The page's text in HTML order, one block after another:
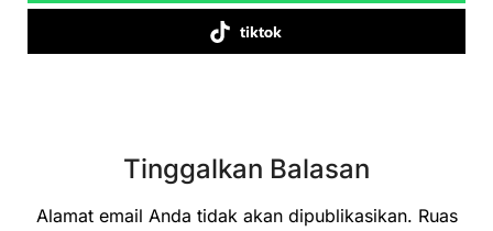
tiktok
Tinggalkan Balasan
Alamat email Anda tidak akan dipublikasikan. Ruas